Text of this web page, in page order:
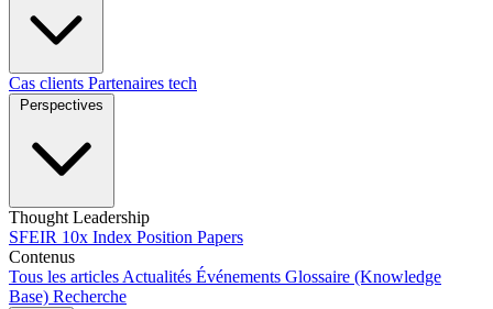
Cas clients Partenaires tech
Perspectives
Thought Leadership
SFEIR 10x Index Position Papers
Contenus
Tous les articles Actualités Événements Glossaire (Knowledge
Base) Recherche